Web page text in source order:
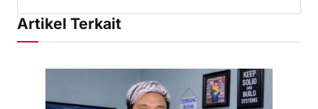
Artikel Terkait